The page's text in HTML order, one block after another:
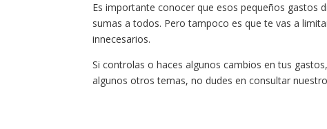
Es importante conocer que esos pequeños gastos
sumas a todos. Pero tampoco es que te vas a
innecesarios.
Si controlas o haces algunos cambios en tus
algunos otros temas, no dudes en consultar